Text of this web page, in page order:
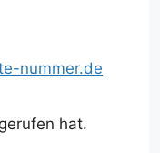
nummer.de
hat.